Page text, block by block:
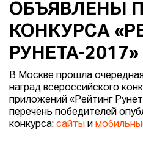
ОБЪЯВЛЕНЫ
КОНКУРСА
РУНЕТА-2017»
В Москве прошла
наград всероссийского
приложений «Рейтинг
перечень победителей
конкурса: сайты и